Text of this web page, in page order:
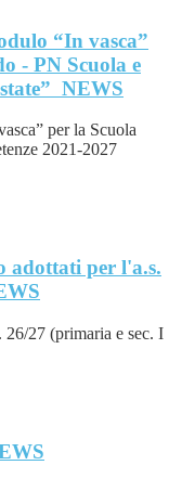
“In vasca”
- PN Scuola e
NEWS
per la Scuola
2021-2027
adottati per l'a.s.
27 (primaria e sec. I